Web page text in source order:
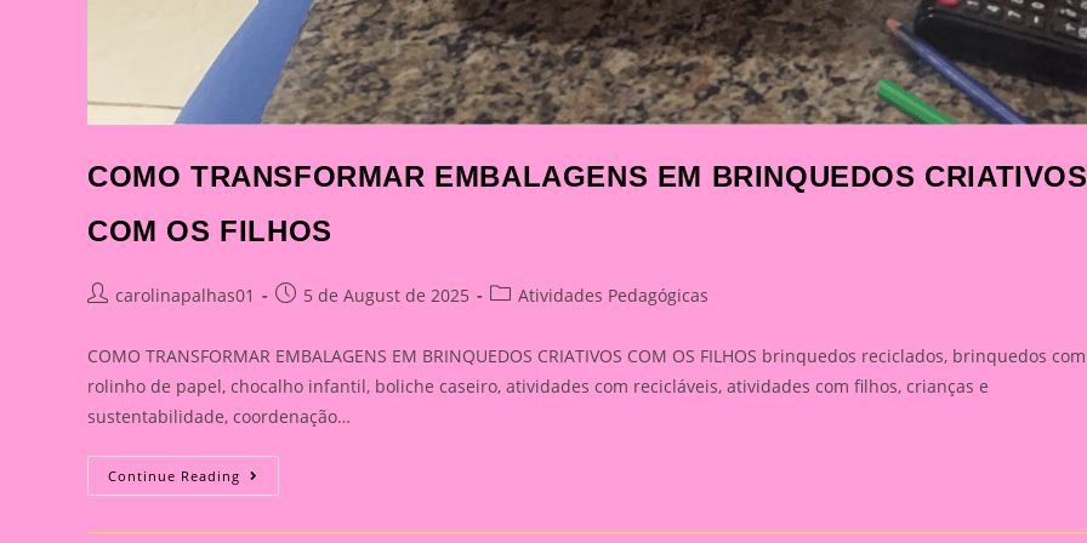
COMO TRANSFORMAR EMBALAGENS EM BRINQUEDOS CRIATIVOS
COM OS FILHOS
Postcarolinapalhas01
Post5 de August de 2025
PostAtividades Pedagógicas
COMO TRANSFORMAR EMBALAGENS EM BRINQUEDOS CRIATIVOS COM OS FILHOS brinquedos reciclados, brinquedos com
rolinho de papel, chocalho infantil, boliche caseiro, atividades com recicláveis, atividades com filhos, crianças e
sustentabilidade, coordenação…
Continue Reading COMO
TRANSFORMAR